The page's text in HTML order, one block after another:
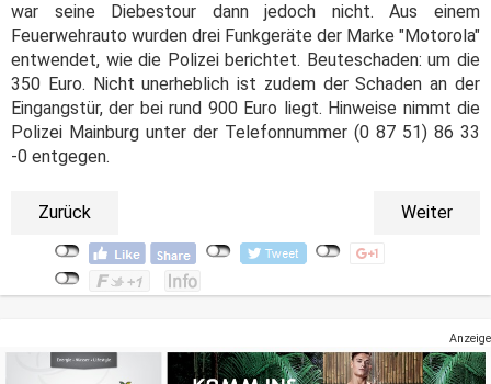
war seine Diebestour dann jedoch nicht. Aus einem
Feuerwehrauto wurden drei Funkgeräte der Marke "Motorola"
entwendet, wie die Polizei berichtet. Beuteschaden: um die
350 Euro. Nicht unerheblich ist zudem der Schaden an der
Eingangstür, der bei rund 900 Euro liegt. Hinweise nimmt die
Polizei Mainburg unter der Telefonnummer (0 87 51) 86 33
-0 entgegen.
Zurück Weiter
Anzeige